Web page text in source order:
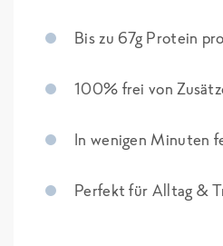
Bis zu 67g Protein
100% frei von
In wenigen Minuten
Perfekt für Alltag &